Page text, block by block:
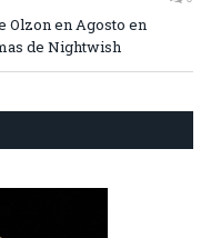
Olzon en Agosto en
de Nightwish